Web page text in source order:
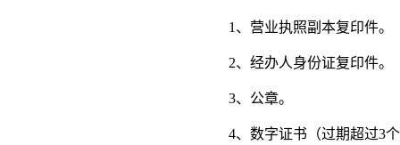
1、营业执照副本复印件。
2、经办人身份证复印件。
3、公章。
4、数字证书（过期超过3个